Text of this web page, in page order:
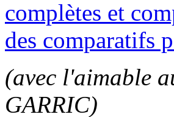
complètes et
des comparatifs
(avec l'aimable
GARRIC)